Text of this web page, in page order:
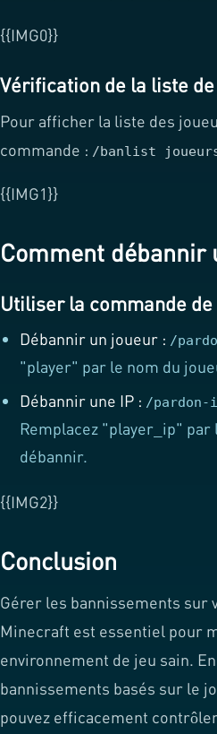
{{IMG0}}
Vérification de la liste
Pour afficher la liste des
commande : /banlist
{{IMG1}}
Comment débannir
Utiliser la commande
Débannir un joueur : /
"player" par le nom du
Débannir une IP : /
Remplacez "player_ip" par
débannir.
{{IMG2}}
Conclusion
Gérer les bannissements sur
Minecraft est essentiel pour
environnement de jeu sain.
bannissements basés sur le
pouvez efficacement